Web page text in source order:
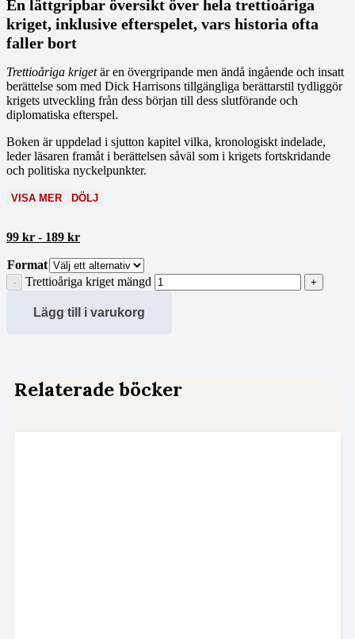
En lättgripbar översikt över hela trettioåriga
kriget, inklusive efterspelet, vars historia ofta
faller bort
Trettioåriga krigetär en övergripande men ändå ingående och insatt
berättelse som med Dick Harrisons tillgängliga berättarstil tydliggör
krigets utveckling från dess början till dess slutförande och
diplomatiska efterspel.
Boken är uppdelad i sjutton kapitel vilka, kronologiskt indelade,
leder läsaren framåt i berättelsen såväl som i krigets fortskridande
och politiska nyckelpunkter.
VISA MER DÖLJ
99 kr - 189 kr
Format
Trettioåriga kriget mängd
Lägg till i varukorg
Relaterade böcker